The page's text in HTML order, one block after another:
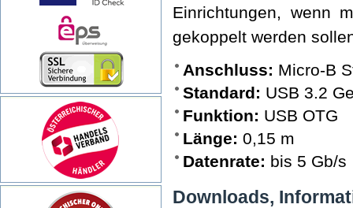
Einrichtungen, wenn
gekoppelt werden
Anschluss: Micro-B
Standard: USB 3.2
Funktion: USB OTG
Länge: 0,15 m
Datenrate: bis 5 Gb/s
Downloads,